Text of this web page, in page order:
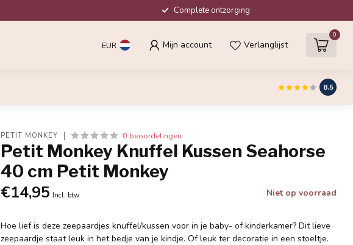
Complete ontzorging
EUR Mijn account Verlanglijst
0
8.5
PETIT MONKEY 0 beoordelingen
Petit Monkey Knuffel Kussen Seahorse
40 cm Petit Monkey
€14,95 Incl. btw Niet op voorraad
Hoe lief is deze zeepaardjes knuffel/kussen voor in je baby- of kinderkamer? Dit lieve
zeepaardje staat leuk in het bedje van je kindje. Of leuk ter decoratie in een stoeltje.